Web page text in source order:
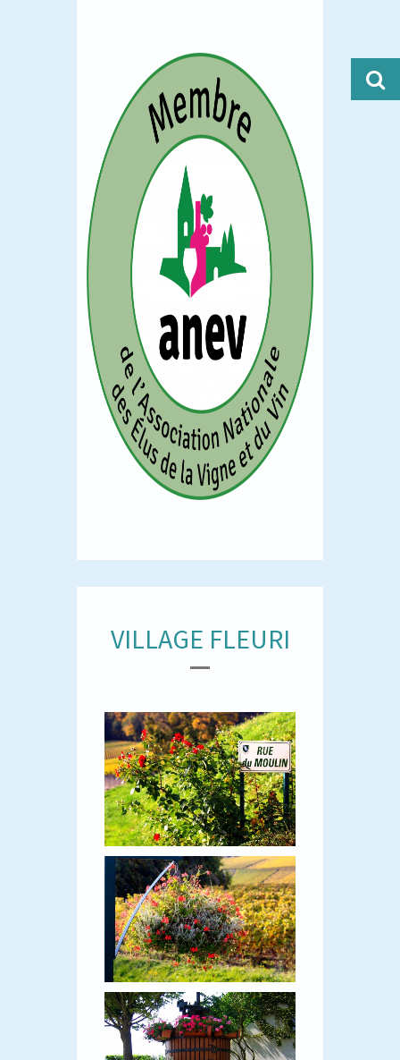
VILLAGE FLEURI